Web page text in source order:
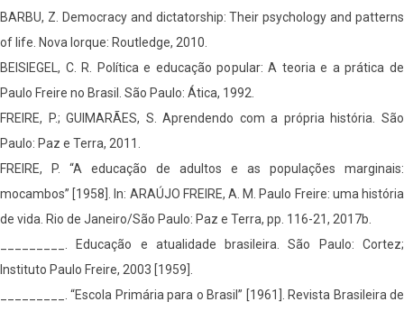
BARBU, Z. Democracy and dictatorship: Their psychology and patterns
of life. Nova Iorque: Routledge, 2010.
BEISIEGEL, C. R. Política e educação popular: A teoria e a prática de
Paulo Freire no Brasil. São Paulo: Ática, 1992.
FREIRE, P.; GUIMARÃES, S. Aprendendo com a própria história. São
Paulo: Paz e Terra, 2011.
FREIRE, P. “A educação de adultos e as populações marginais:
mocambos” [1958]. In: ARAÚJO FREIRE, A. M. Paulo Freire: uma história
de vida. Rio de Janeiro/São Paulo: Paz e Terra, pp. 116-21, 2017b.
_________. Educação e atualidade brasileira. São Paulo: Cortez;
Instituto Paulo Freire, 2003 [1959].
_________. “Escola Primária para o Brasil” [1961]. Revista Brasileira de